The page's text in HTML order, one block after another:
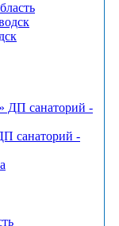
санаторий -